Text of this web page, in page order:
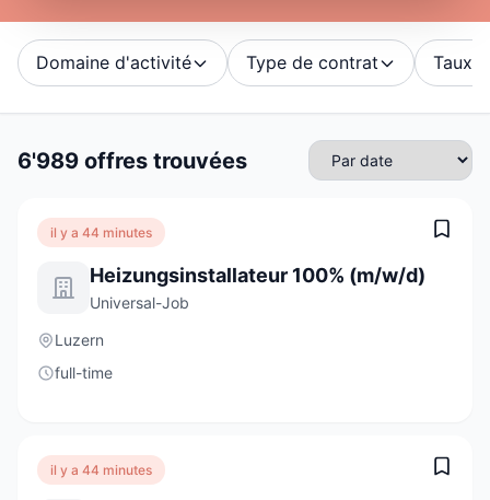
Domaine d'activité Type de contrat Taux
6'989 offres trouvées
il y a 44 minutes
Heizungsinstallateur 100% (m/w/d)
Universal-Job
Luzern
full-time
il y a 44 minutes